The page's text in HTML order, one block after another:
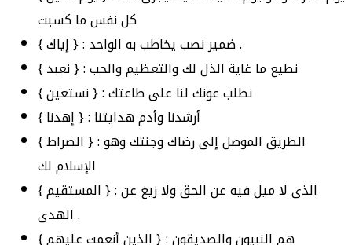
كل نفس ما كسبت
{ إياك } : ضمير نصب يخاطب به الواحد .
{ نعبد } : نطيع ما غاية الذل لك والتعظيم والحب
{ نستعين } : نطلب عونك لنا على طاعتك
{ إهدنا } : أرشدنا وأدم هدايتنا
{ الصراط } : الطريق الموصل إلى رضاك وجنتك وهو
الإسلام لك
{ المستقيم } : الذى لا ميل فيه عن الحق ولا زيغ عن
الهدى .
{ الذين أنعمت عليهم } : هم النبيون والصديقون